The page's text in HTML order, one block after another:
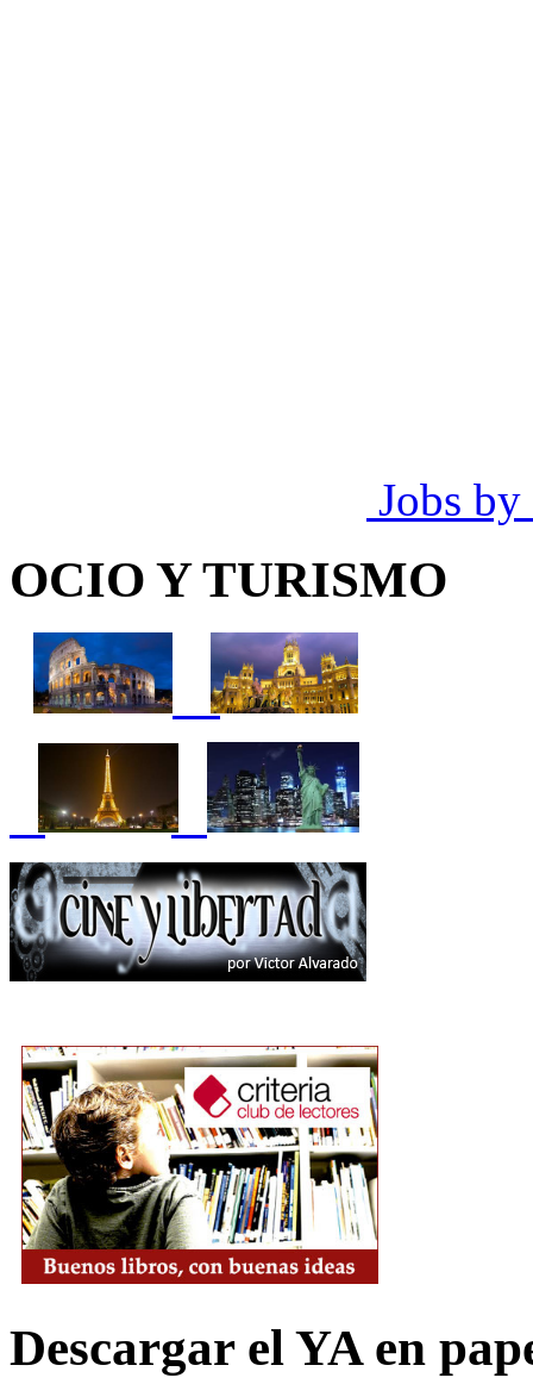
Jobs by
OCIO Y TURISMO
Descargar el YA en